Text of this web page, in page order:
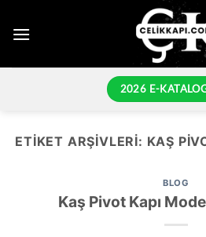
atla
2026 E-
ETIKET ARŞIVLERI: KAŞ
BLOG
Kaş Pivot Kapı